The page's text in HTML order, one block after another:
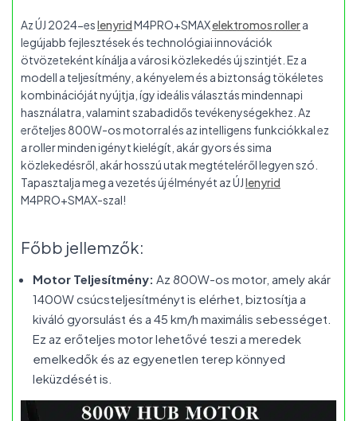
Az ÚJ 2024-esIenyridM4PRO+SMAXelektromos rollera
legújabb fejlesztések és technológiai innovációk
ötvözeteként kínálja a városi közlekedés új szintjét. Ez a
modell a teljesítmény, a kényelem és a biztonság tökéletes
kombinációját nyújtja, így ideális választás mindennapi
használatra, valamint szabadidős tevékenységekhez. Az
erőteljes 800W-os motorral és az intelligens funkciókkal ez
a roller minden igényt kielégít, akár gyors és sima
közlekedésről, akár hosszú utak megtételéről legyen szó.
Tapasztalja meg a vezetés új élményét az ÚJIenyrid
M4PRO+SMAX-szal!
Főbb jellemzők:
Motor Teljesítmény: Az 800W-os motor, amely akár
1400W csúcsteljesítményt is elérhet, biztosítja a
kiváló gyorsulást és a 45 km/h maximális sebességet.
Ez az erőteljes motor lehetővé teszi a meredek
emelkedők és az egyenetlen terep könnyed
leküzdését is.